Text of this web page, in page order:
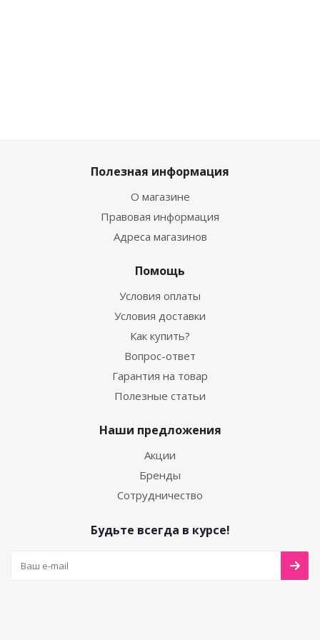
Полезная информация
О магазине
Правовая информация
Адреса магазинов
Помощь
Условия оплаты
Условия доставки
Как купить?
Вопрос-ответ
Гарантия на товар
Полезные статьи
Наши предложения
Акции
Бренды
Сотрудничество
Будьте всегда в курсе!